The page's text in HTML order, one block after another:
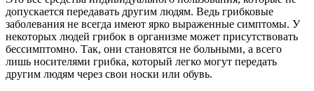
допускается передавать другим людям. Ведь грибковые
заболевания не всегда имеют ярко выраженные симптомы. У
некоторых людей грибок в организме может присутствовать
бессимптомно. Так, они становятся не больными, а всего
лишь носителями грибка, который легко могут передать
другим людям через свои носки или обувь.